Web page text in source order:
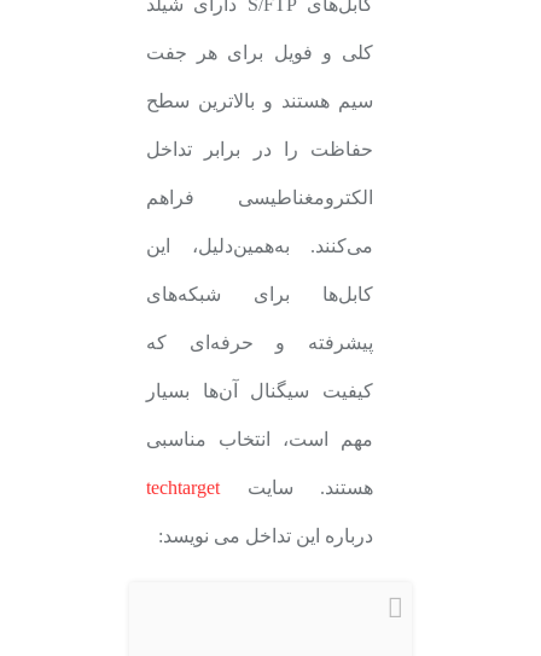
کلی و فویل برای هر جفت
سیم هستند و بالاترین سطح
حفاظت را در برابر تداخل
الکترومغناطیسی فراهم
می‌کنند. به‌همین‌دلیل، این
کابل‌ها برای شبکه‌های
پیشرفته و حرفه‌ای که
کیفیت سیگنال آن‌ها بسیار
مهم است، انتخاب مناسبی
هستند. سایتtechtarget
درباره این تداخل می نویسد: